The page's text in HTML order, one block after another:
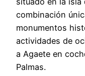
combinación
monumentos
actividades de
a Agaete en
Palmas.